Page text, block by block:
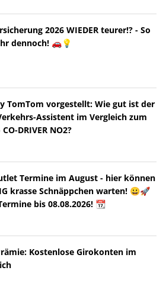
2026 WIEDER teurer!? - So
dennoch! 🚗💡
TomTom vorgestellt: Wie gut ist der
Assistent im Vergleich zum
DRIVER NO2?
Termine im August - hier können
krasse Schnäppchen warten! 😀🚀
bis 08.08.2026! 📆
Kostenlose Girokonten im